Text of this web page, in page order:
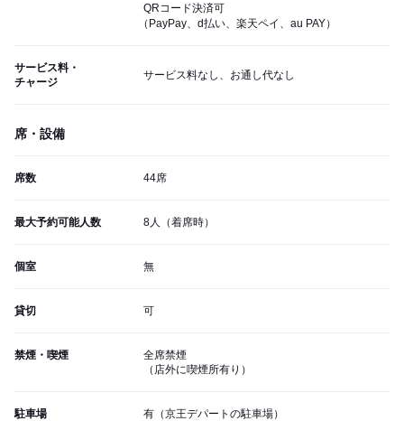
QRコード決済可
（PayPay、d払い、楽天ペイ、au PAY）
サービス料・
チャージ
サービス料なし、お通し代なし
席・設備
席数 44席
最大予約可能人数 8人（着席時）
個室 無
貸切 可
禁煙・喫煙
全席禁煙
（店外に喫煙所有り）
駐車場 有（京王デパートの駐車場）